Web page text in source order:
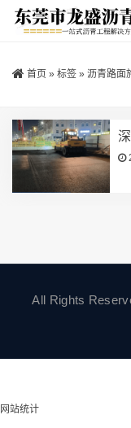
首页 » 标签 » 沥青路面
All Rights
网站统计